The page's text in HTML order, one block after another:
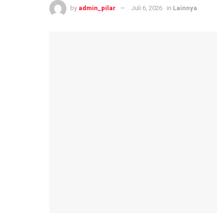
by admin_pilar Juli 6, 2026 in Lainnya